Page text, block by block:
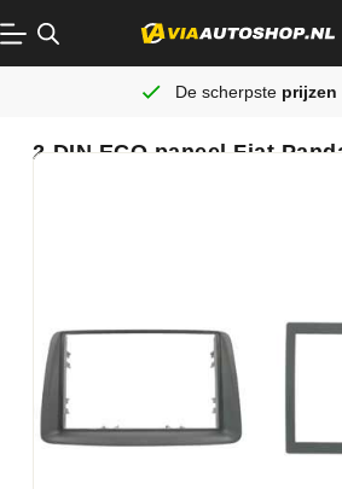
De scherpste prijzen
2-DIN ECO paneel Fiat